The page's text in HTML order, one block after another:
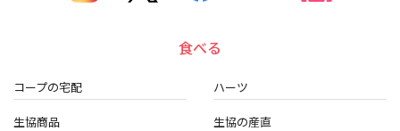
食べる
コープの宅配 ハーツ
生協商品 生協の産直